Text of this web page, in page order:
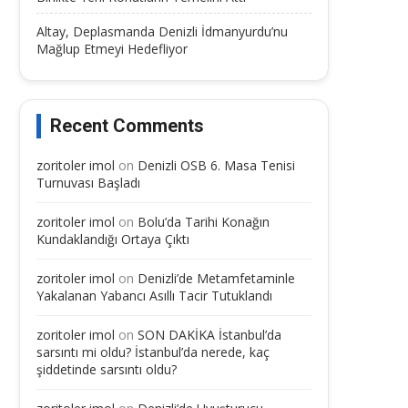
Altay, Deplasmanda Denizli İdmanyurdu’nu
Mağlup Etmeyi Hedefliyor
Recent Comments
zoritoler imol on Denizli OSB 6. Masa Tenisi
Turnuvası Başladı
zoritoler imol on Bolu’da Tarihi Konağın
Kundaklandığı Ortaya Çıktı
zoritoler imol on Denizli’de Metamfetaminle
Yakalanan Yabancı Asıllı Tacir Tutuklandı
zoritoler imol on SON DAKİKA İstanbul’da
sarsıntı mi oldu? İstanbul’da nerede, kaç
şiddetinde sarsıntı oldu?